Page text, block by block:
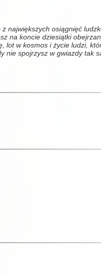
największych osiągnięć
na koncie dziesiątki
lot w kosmos i życie ludzi,
nie spojrzysz w gwiazdy tak